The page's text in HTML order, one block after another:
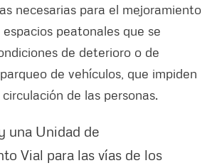
necesarias para el mejoramiento
peatonales que se
de deterioro o de
de vehículos, que impiden
de las personas.
una Unidad de
Vial para las vías de los